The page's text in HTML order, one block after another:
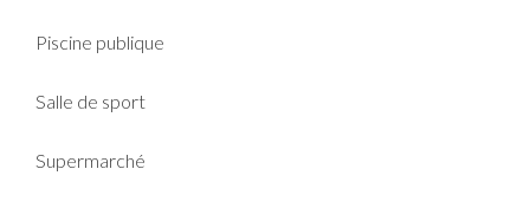
Piscine publique
Salle de sport
Supermarché